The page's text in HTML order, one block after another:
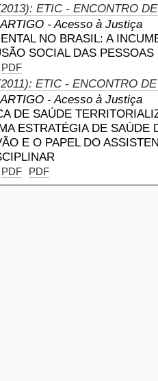
ETIC - ENCONTRO
- Acesso à Justiça
NO BRASIL: A
SOCIAL DAS
PDF
ETIC - ENCONTRO
- Acesso à Justiça
DE SAÚDE
ESTRATÉGIA DE SAÚDE
E O PAPEL DO
PDF PDF